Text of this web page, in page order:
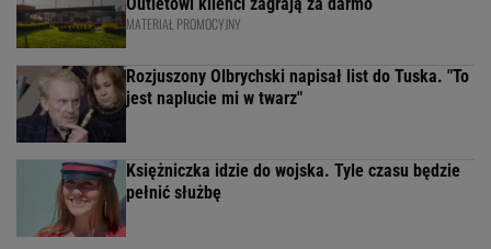
MATERIAŁ PROMOCYJNY
Rozjuszony Olbrychski napisał list do Tuska. "To
jest naplucie mi w twarz"
Księżniczka idzie do wojska. Tyle czasu będzie
pełnić służbę